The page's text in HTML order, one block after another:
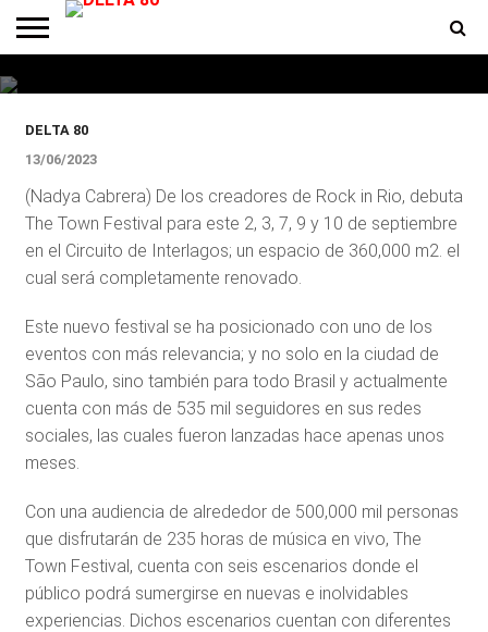
PREMIOS
PRODUCCIONES
PROGRAMACION
CONTACTO
HOMEPAGE
Presentaron a los artistas que
tocarán en el festival The Town
DELTA 80
13/06/2023
(Nadya Cabrera) De los creadores de Rock in Rio, debuta
The Town Festival para este 2, 3, 7, 9 y 10 de septiembre
en el Circuito de Interlagos; un espacio de 360,000 m2. el
cual será completamente renovado.
Este nuevo festival se ha posicionado con uno de los
eventos con más relevancia; y no solo en la ciudad de
São Paulo, sino también para todo Brasil y actualmente
cuenta con más de 535 mil seguidores en sus redes
sociales, las cuales fueron lanzadas hace apenas unos
meses.
Con una audiencia de alrededor de 500,000 mil personas
que disfrutarán de 235 horas de música en vivo, The
Town Festival, cuenta con seis escenarios donde el
público podrá sumergirse en nuevas e inolvidables
experiencias. Dichos escenarios cuentan con diferentes